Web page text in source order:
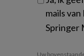
mails
Springer
Uw